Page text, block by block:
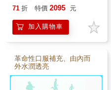
71 折 特價 2095 元
加入購物車
革命性口服補充、由內而
外水潤透亮